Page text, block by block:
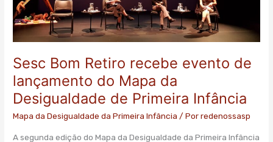
Sesc Bom Retiro recebe evento de
lançamento do Mapa da
Desigualdade de Primeira Infância
Mapa da Desigualdade da Primeira Infância / Porredenossasp
A segunda edição do Mapa da Desigualdade da Primeira Infância
lançamento
do
Mapa
Desigualdade
de
Primeira
Infância